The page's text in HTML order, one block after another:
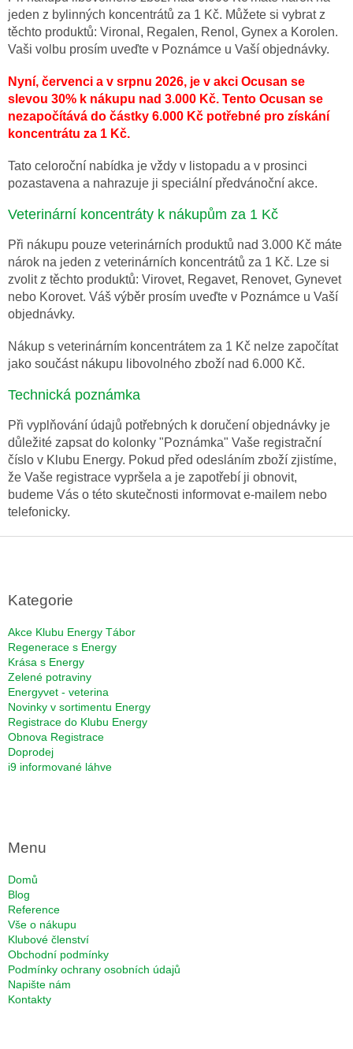
jeden z bylinných koncentrátů za 1 Kč. Můžete si vybrat z
těchto produktů: Vironal, Regalen, Renol, Gynex a Korolen.
Vaši volbu prosím uveďte v Poznámce u Vaší objednávky.
Nyní, červenci a v srpnu 2026, je v akci Ocusan se
slevou 30% k nákupu nad 3.000 Kč. Tento Ocusan se
nezapočítává do částky 6.000 Kč potřebné pro získání
koncentrátu za 1 Kč.
Tato celoroční nabídka je vždy v listopadu a v prosinci
pozastavena a nahrazuje ji speciální předvánoční akce.
Veterinární koncentráty k nákupům za 1 Kč
Při nákupu pouze veterinárních produktů nad 3.000 Kč máte
nárok na jeden z veterinárních koncentrátů za 1 Kč. Lze si
zvolit z těchto produktů: Virovet, Regavet, Renovet, Gynevet
nebo Korovet. Váš výběr prosím uveďte v Poznámce u Vaší
objednávky.
Nákup s veterinárním koncentrátem za 1 Kč nelze započítat
jako součást nákupu libovolného zboží nad 6.000 Kč.
Technická poznámka
Při vyplňování údajů potřebných k doručení objednávky je
důležité zapsat do kolonky "Poznámka" Vaše registrační
číslo v Klubu Energy. Pokud před odesláním zboží zjistíme,
že Vaše registrace vypršela a je zapotřebí ji obnovit,
budeme Vás o této skutečnosti informovat e-mailem nebo
telefonicky.
Kategorie
Akce Klubu Energy Tábor
Regenerace s Energy
Krása s Energy
Zelené potraviny
Energyvet - veterina
Novinky v sortimentu Energy
Registrace do Klubu Energy
Obnova Registrace
Doprodej
i9 informované láhve
Menu
Domů
Blog
Reference
Vše o nákupu
Klubové členství
Obchodní podmínky
Podmínky ochrany osobních údajů
Napište nám
Kontakty